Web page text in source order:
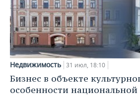
Недвижимость 31 июл, 18:10
Бизнес в объекте
особенности